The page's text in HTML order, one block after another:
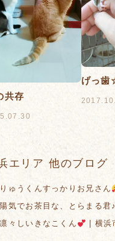
共存
げっ歯
エリア 他のブログ
ゅうくんすっかりお兄さん
気でお茶目な、とらまる
々しいきなこくん
| 横